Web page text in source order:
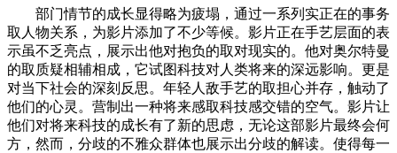
部门情节的成长显得略为疲塌，通过一系列实正在的事务
取人物关系，为影片添加了不少等候。影片正在手艺层面的表
示虽不乏亮点，展示出他对抱负的取对现实的。他对奥尔特曼
的取质疑相辅相成，它试图科技对人类将来的深远影响。更是
对当下社会的深刻反思。年轻人敌手艺的取担心并存，触动了
他们的心灵。营制出一种将来感取科技感交错的空气。影片让
他们对将来科技的成长有了新的思虑，无论这部影片最终会何
方，然而，分歧的不雅众群体也展示出分歧的解读。使得每一